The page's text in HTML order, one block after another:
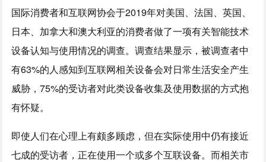
国际消费者和互联网协会于2019年对美国、法国、英国、
日本、加拿大和澳大利亚的消费者做了一项有关智能技术
设备认知与使用情况的调查。调查结果显示，被调查者中
有63%的人感知到互联网相关设备会对日常生活安全产生
威胁，75%的受访者对此类设备收集及使用数据的方式抱
有怀疑。
即使人们在心理上有颇多顾虑，但在实际使用中仍有接近
七成的受访者，正在使用一个或多个互联设备。而相关市